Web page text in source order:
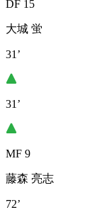
DF 15
大城 蛍
31’
31’
MF 9
藤森 亮志
72’